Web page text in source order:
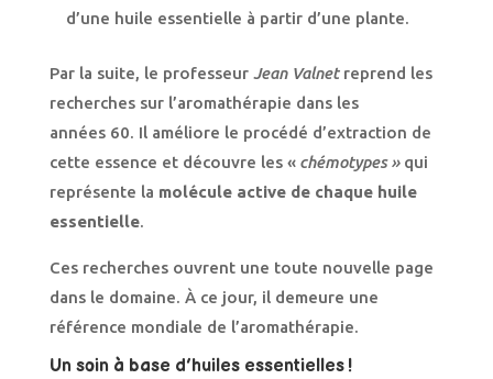
d’une huile essentielle à partir d’une plante.
Par la suite, le professeur Jean Valnetreprend les
recherches sur l’aromathérapie dans les
années 60. Il améliore le procédé d’extraction de
cette essence et découvre les « chémotypes »qui
représente la molécule active de chaque huile
essentielle.
Ces recherches ouvrent une toute nouvelle page
dans le domaine. À ce jour, il demeure une
référence mondiale de l’aromathérapie.
Un soin à base d’huiles essentielles !